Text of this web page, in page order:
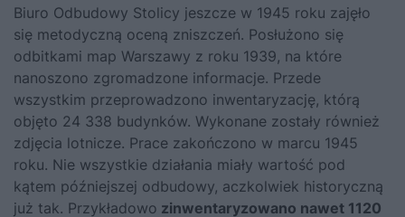
Biuro Odbudowy Stolicy jeszcze w 1945 roku zajęło
się metodyczną oceną zniszczeń. Posłużono się
odbitkami map Warszawy z roku 1939, na które
nanoszono zgromadzone informacje. Przede
wszystkim przeprowadzono inwentaryzację, którą
objęto 24 338 budynków. Wykonane zostały również
zdjęcia lotnicze. Prace zakończono w marcu 1945
roku. Nie wszystkie działania miały wartość pod
kątem późniejszej odbudowy, aczkolwiek historyczną
już tak. Przykładowo zinwentaryzowano nawet 1120